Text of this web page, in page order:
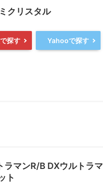
クリスタル
探す Yahooで探す
マンR/B DXウルトラマ
ト